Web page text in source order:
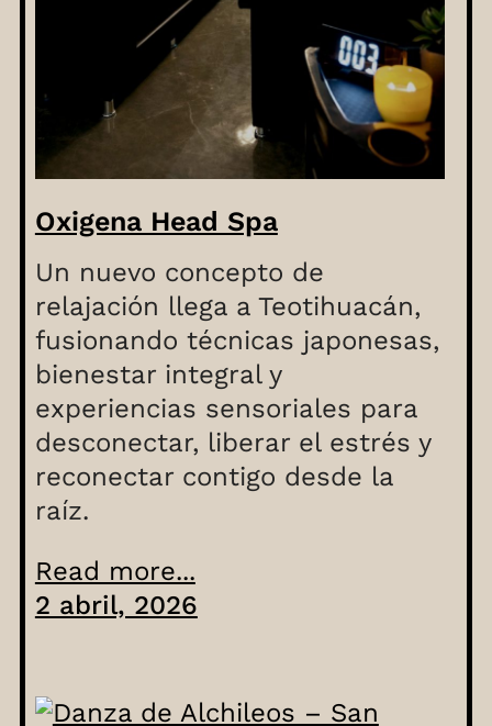
Oxigena Head Spa
Un nuevo concepto de
relajación llega a Teotihuacán,
fusionando técnicas japonesas,
bienestar integral y
experiencias sensoriales para
desconectar, liberar el estrés y
reconectar contigo desde la
raíz.
Read more...
2 abril, 2026